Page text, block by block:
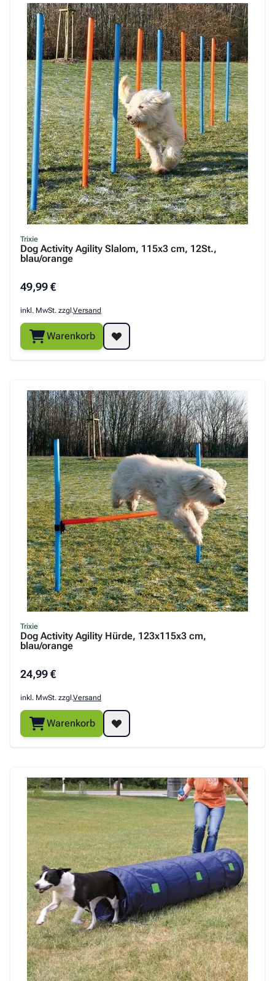
Trixie
Dog Activity Agility Slalom, 115x3 cm, 12St.,
blau/orange
49,99 €
inkl. MwSt. zzgl.Versand
Warenkorb
Trixie
Dog Activity Agility Hürde, 123x115x3 cm,
blau/orange
24,99 €
inkl. MwSt. zzgl.Versand
Warenkorb